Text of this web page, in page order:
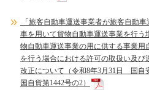
「旅客自動車運送事業者が旅客自動
車を用いて貨物自動車運送事業を行
物自動車運送事業の用に供する事業
を行う場合における許可の取扱い及
改正について（令和8年3月31日 国自
国自貨第1442号の2）